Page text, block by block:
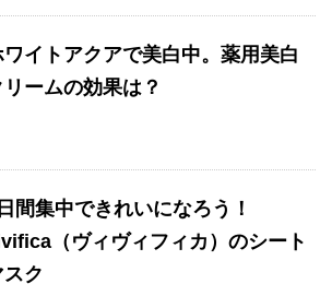
ワイトアクアで美白中。薬用美白
リームの効果は？
間集中できれいになろう！
（ヴィヴィフィカ）のシート
スク